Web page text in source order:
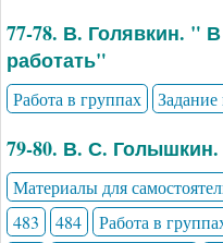
77-78. В. Голявкин. "
работать"
Работа в группах Задание
79-80. В. С.
Материалы для
483
484 Работа в